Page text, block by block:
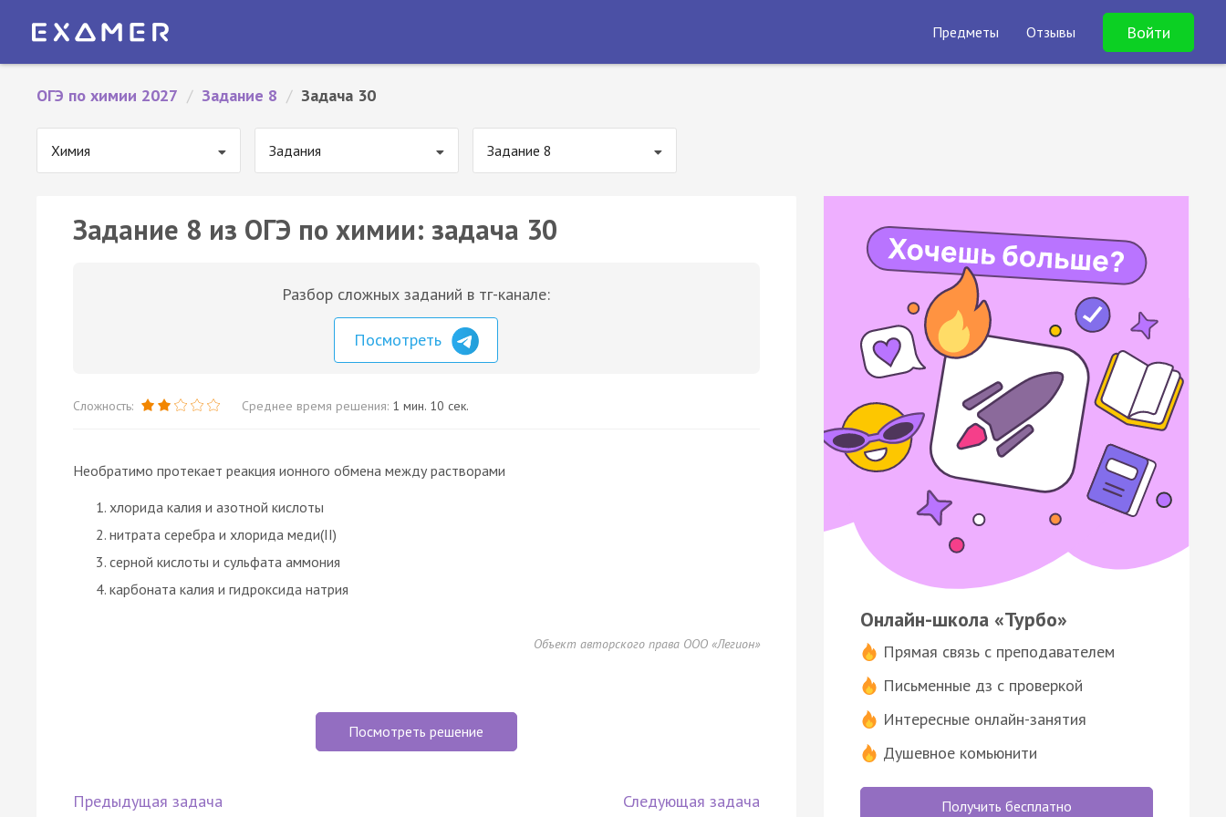
Предметы Отзывы Войти
ОГЭ по химии 2027 / Задание 8 / Задача 30
Химия Задания Задание 8
Задание 8 из ОГЭ по химии: задача 30
Разбор сложных заданий в тг-канале:
Посмотреть
Сложность: Среднее время решения: 1 мин. 10 сек.
Необратимо протекает реакция ионного обмена между растворами
хлорида калия и азотной кислоты
нитрата серебра и хлорида меди(II)
серной кислоты и сульфата аммония
карбоната калия и гидроксида натрия
Объект авторского права ООО «Легион»
Посмотреть решение
Предыдущая задача Следующая задача
Онлайн-школа «Турбо»
Прямая связь с преподавателем
Письменные дз с проверкой
Интересные онлайн-занятия
Душевное комьюнити
Получить бесплатно